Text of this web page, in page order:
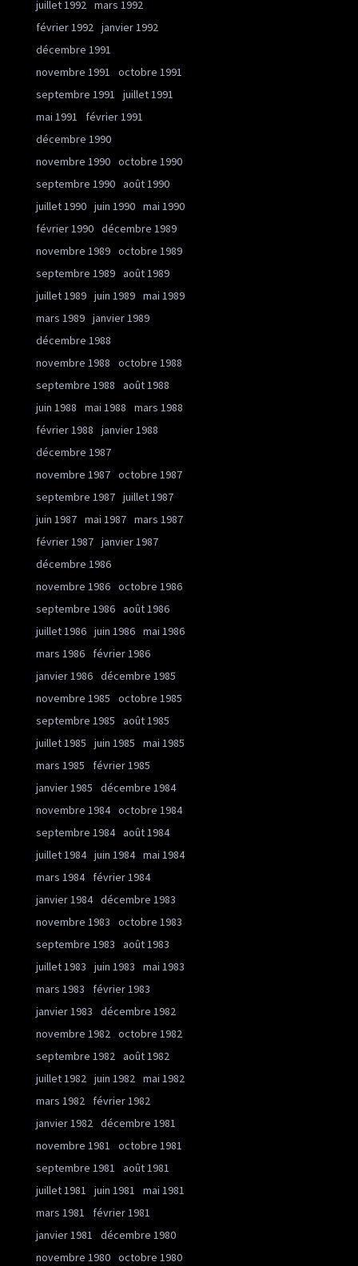
juillet 1992 mars 1992
février 1992 janvier 1992
décembre 1991
novembre 1991
octobre 1991
septembre 1991
juillet 1991
mai 1991
février 1991
décembre 1990
novembre 1990 octobre 1990
septembre 1990 août 1990
juillet 1990 juin 1990 mai 1990
février 1990 décembre 1989
novembre 1989 octobre 1989
septembre 1989 août 1989
juillet 1989 juin 1989 mai 1989
mars 1989 janvier 1989
décembre 1988
novembre 1988
octobre 1988
septembre 1988
août 1988
juin 1988
mai 1988
mars 1988
février 1988
janvier 1988
décembre 1987
novembre 1987 octobre 1987
septembre 1987 juillet 1987
juin 1987 mai 1987 mars 1987
février 1987 janvier 1987
décembre 1986
novembre 1986 octobre 1986
septembre 1986 août 1986
juillet 1986 juin 1986 mai 1986
mars 1986
février 1986
janvier 1986 décembre 1985
novembre 1985
octobre 1985
septembre 1985
août 1985
juillet 1985
juin 1985
mai 1985
mars 1985
février 1985
janvier 1985
décembre 1984
novembre 1984 octobre 1984
septembre 1984 août 1984
juillet 1984 juin 1984 mai 1984
mars 1984
février 1984
janvier 1984 décembre 1983
novembre 1983
octobre 1983
septembre 1983
août 1983
juillet 1983
juin 1983
mai 1983
mars 1983
février 1983
janvier 1983
décembre 1982
novembre 1982 octobre 1982
septembre 1982 août 1982
juillet 1982 juin 1982 mai 1982
mars 1982
février 1982
janvier 1982 décembre 1981
novembre 1981
octobre 1981
septembre 1981
août 1981
juillet 1981
juin 1981
mai 1981
mars 1981
février 1981
janvier 1981
décembre 1980
novembre 1980 octobre 1980